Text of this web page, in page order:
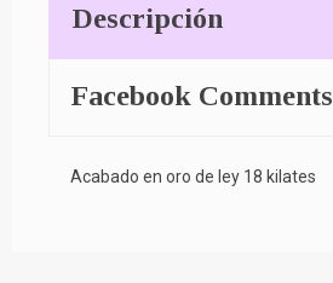
Descripción
Facebook Comments
Acabado en oro de ley 18 kilates